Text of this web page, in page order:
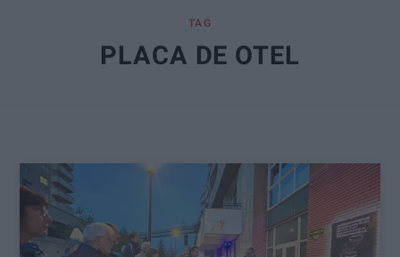
TAG
PLACA DE OTEL